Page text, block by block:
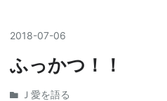
2018-07-06
ふっかつ！！
Ｊ愛を語る